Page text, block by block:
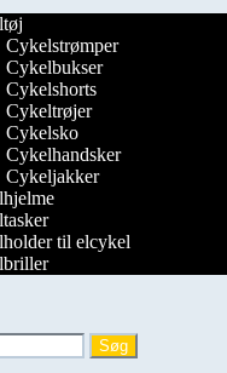
Cykelstrømper
Cykelbukser
Cykelshorts
Cykeltrøjer
Cykelsko
Cykelhandsker
Cykeljakker
til elcykel